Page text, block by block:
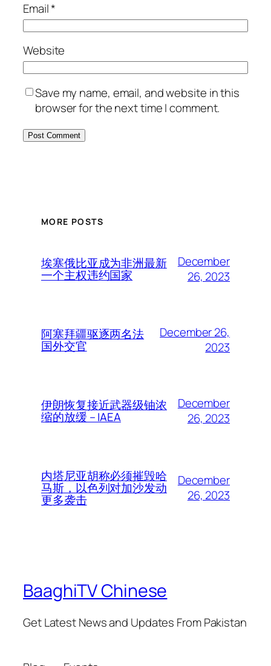
Email*
Website
Save my name, email, and website in this
browser for the next time I comment.
MORE POSTS
埃塞俄比亚成为非洲最新
一个主权违约国家
December
26, 2023
阿塞拜疆驱逐两名法
国外交官
December 26,
2023
伊朗恢复接近武器级铀浓
缩的放缓 – IAEA
December
26, 2023
内塔尼亚胡称必须摧毁哈
马斯，以色列对加沙发动
更多袭击
December
26, 2023
BaaghiTV Chinese
Get Latest News and Updates From Pakistan